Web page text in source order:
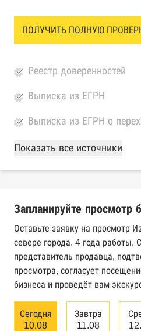
ПОЛУЧИТЬ ПОЛНУЮ
Реестр доверенностей
Выписка из ЕГРН
Выписка из ЕГРН о
База Росстата
Реестры ЕГРЮЛ и ЕГРИП
Реестр государственных
Федерального
Картотека
арбитражного суда
Единый федеральный
банкротстве
Показать все источники
Запланируйте просмотр
Оставьте заявку на просмотр
севере города. 4 года работы.
представитель продавца,
просмотра, согласует
бизнеса и проведёт вам
Сегодня
10.08
Завтра
11.08